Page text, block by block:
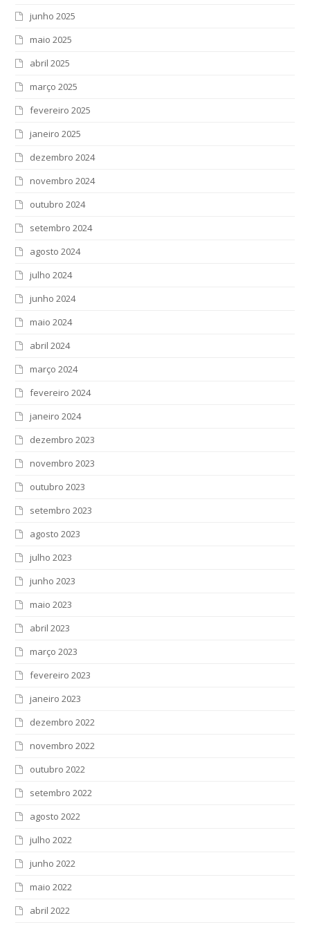
junho 2025
maio 2025
abril 2025
março 2025
fevereiro 2025
janeiro 2025
dezembro 2024
novembro 2024
outubro 2024
setembro 2024
agosto 2024
julho 2024
junho 2024
maio 2024
abril 2024
março 2024
fevereiro 2024
janeiro 2024
dezembro 2023
novembro 2023
outubro 2023
setembro 2023
agosto 2023
julho 2023
junho 2023
maio 2023
abril 2023
março 2023
fevereiro 2023
janeiro 2023
dezembro 2022
novembro 2022
outubro 2022
setembro 2022
agosto 2022
julho 2022
junho 2022
maio 2022
abril 2022